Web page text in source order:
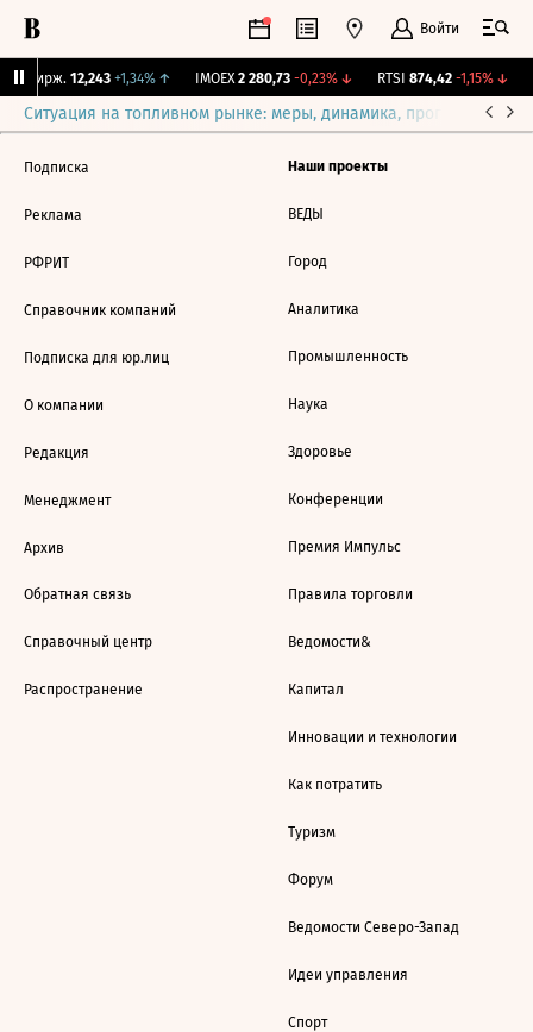
Войти
Бирж. 12,243 +1,34%↑ IMOEX 2 280,73 -0,23%↓ RTSI 874,42 -1,15%↓
Ситуация на топливном рынке: меры, динамика, прогнозы
Подписка
Реклама
РФРИТ
Справочник компаний
Подписка для юр.лиц
О компании
Редакция
Менеджмент
Архив
Обратная связь
Справочный центр
Распространение
Наши проекты
ВЕДЫ
Город
Аналитика
Промышленность
Наука
Здоровье
Конференции
Премия Импульс
Правила торговли
Ведомости&
Капитал
Инновации и технологии
Как потратить
Туризм
Форум
Ведомости Северо-Запад
Идеи управления
Спорт